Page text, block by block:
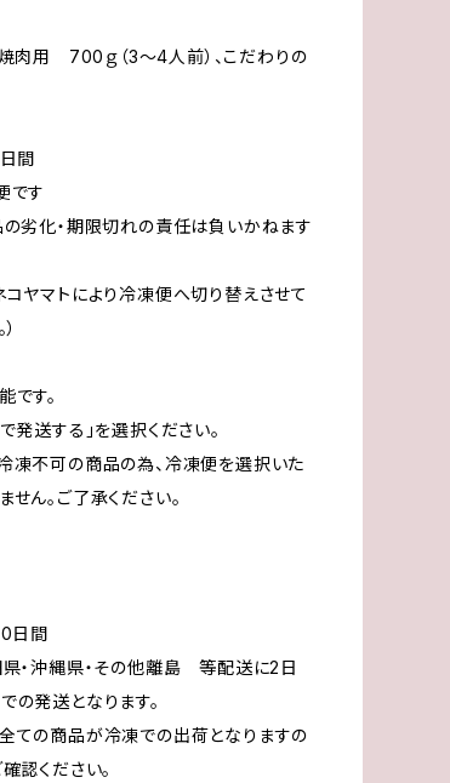
肉用 700ｇ（3～4人前）、こだわりの
間
です
の劣化・期限切れの責任は負いかねます
ヤマトにより冷凍便へ切り替えさせて
す。
発送する」を選択ください。
不可の商品の為、冷凍便を選択いた
ん。ご了承ください。
日間
・沖縄県・その他離島 等配送に2日
発送となります。
ての商品が冷凍での出荷となりますの
認ください。